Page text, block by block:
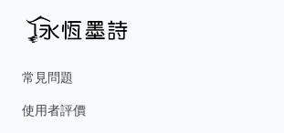
常見問題
使用者評價